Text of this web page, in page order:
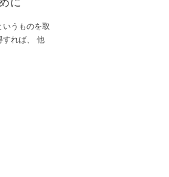
に
うものを取
すれば、 他